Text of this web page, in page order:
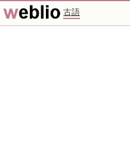
古語